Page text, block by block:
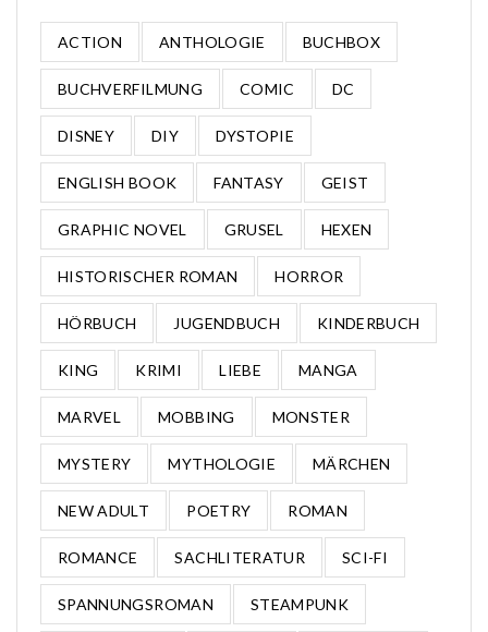
ACTION ANTHOLOGIE BUCHBOX
BUCHVERFILMUNG COMIC DC
DISNEY DIY DYSTOPIE
ENGLISH BOOK FANTASY GEIST
GRAPHIC NOVEL GRUSEL HEXEN
HISTORISCHER ROMAN HORROR
HÖRBUCH JUGENDBUCH KINDERBUCH
KING KRIMI LIEBE MANGA
MARVEL MOBBING MONSTER
MYSTERY MYTHOLOGIE MÄRCHEN
NEW ADULT POETRY ROMAN
ROMANCE SACHLITERATUR SCI-FI
SPANNUNGSROMAN STEAMPUNK